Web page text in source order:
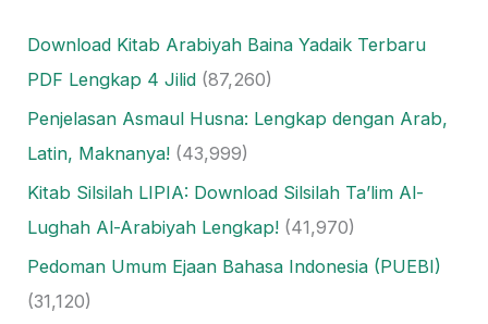
Download Kitab Arabiyah Baina Yadaik Terbaru
PDF Lengkap 4 Jilid (87,260)
Penjelasan Asmaul Husna: Lengkap dengan Arab,
Latin, Maknanya! (43,999)
Kitab Silsilah LIPIA: Download Silsilah Ta’lim Al-
Lughah Al-Arabiyah Lengkap! (41,970)
Pedoman Umum Ejaan Bahasa Indonesia (PUEBI)
(31,120)